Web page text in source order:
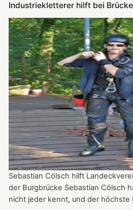
Burg-
Landeck-
Stiftung
Industriekletterer hilft bei
Sebastian Cölsch hilft
der Burgbrücke Sebastian Cölsch
nicht jeder kennt, und der höchste